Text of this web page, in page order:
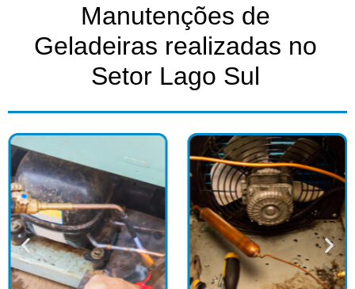
Manutenções de
Geladeiras realizadas no
Setor Lago Sul​